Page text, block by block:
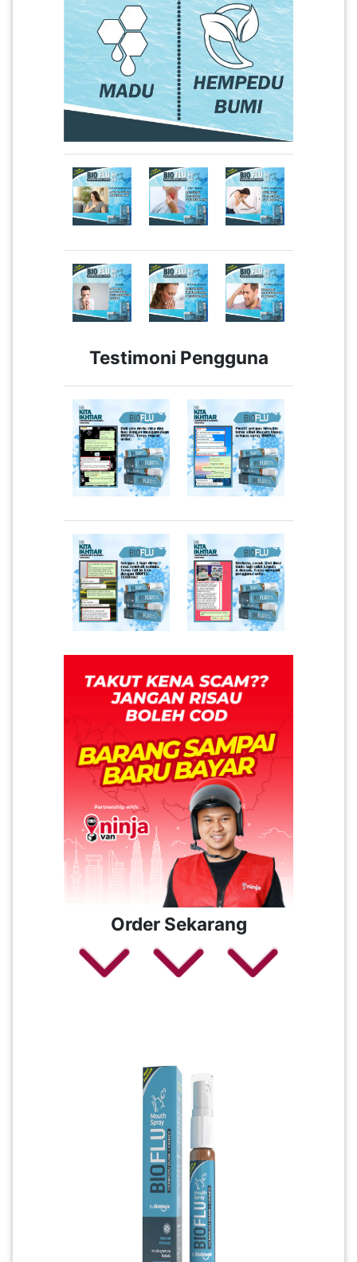
Testimoni Pengguna
Order Sekarang
SABAH(0)
SARAWAK(2)
JOHOR(8)
MELAKA(53)
PERLIS(6)
PUTRAJAYA(9)
LABUAN(2)
INDONESIA(1)
SINGAPORE(0)